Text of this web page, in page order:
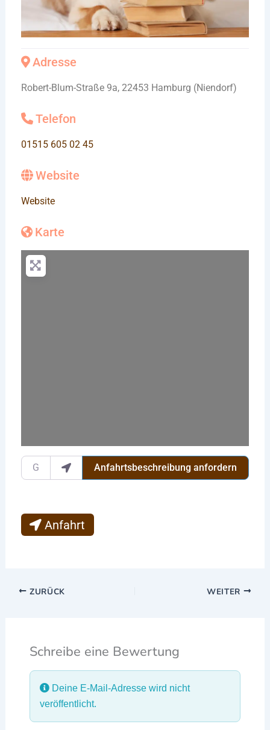
Adresse
Robert-Blum-Straße 9a, 22453 Hamburg (Niendorf)
Telefon
01515 605 02 45
Website
Website
Karte
Gib deinen Standort ein.Anfahrtsbeschreibung anfordern
Anfahrt
ZURÜCK WEITER
Schreibe eine Bewertung
Deine E-Mail-Adresse wird nicht
veröffentlicht.